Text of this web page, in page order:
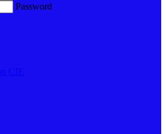
Password